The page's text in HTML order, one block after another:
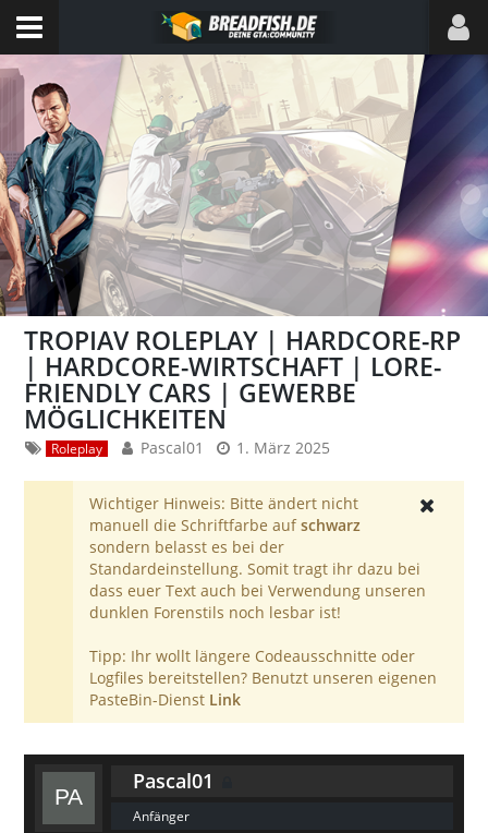
TROPIAV ROLEPLAY | HARDCORE-RP
| HARDCORE-WIRTSCHAFT | LORE-
FRIENDLY CARS | GEWERBE
MÖGLICHKEITEN
Roleplay Pascal01 1. März 2025
Wichtiger Hinweis: Bitte ändert nicht
manuell die Schriftfarbe aufschwarz
sondern belasst es bei der
Standardeinstellung. Somit tragt ihr dazu bei
dass euer Text auch bei Verwendung unseren
dunklen Forenstils noch lesbar ist!
Tipp: Ihr wollt längere Codeausschnitte oder
Logfiles bereitstellen? Benutzt unseren eigenen
PasteBin-Dienst Link
Pascal01
Anfänger